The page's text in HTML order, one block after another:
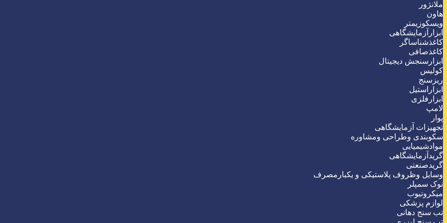
ملانژور
هاون
ویسکوزیمتر
ابزارآزمایشگاهی
کاغذشناساگر
کاغذصافی
ابزارسنجش دیجیتال
کولیس
ریزسنج
ابزاراستیل
ابزارفلزی
لامپ
پوار
تجهیزات آزمایشگاهی
سکوبندی وطراحی ومشاوره
موادشیمیایی
گریدآزمایشگاهی
گریدصنعتی
وسایل وظروف پلاستیکی و یکبارمصرف
نوک سمپلر
میکروتیوب
لوازم پزشکی
تب سنج دهانی